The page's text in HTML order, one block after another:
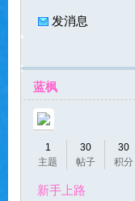
发消息
蓝枫
1
主题
30
帖子
30
积分
新手上路